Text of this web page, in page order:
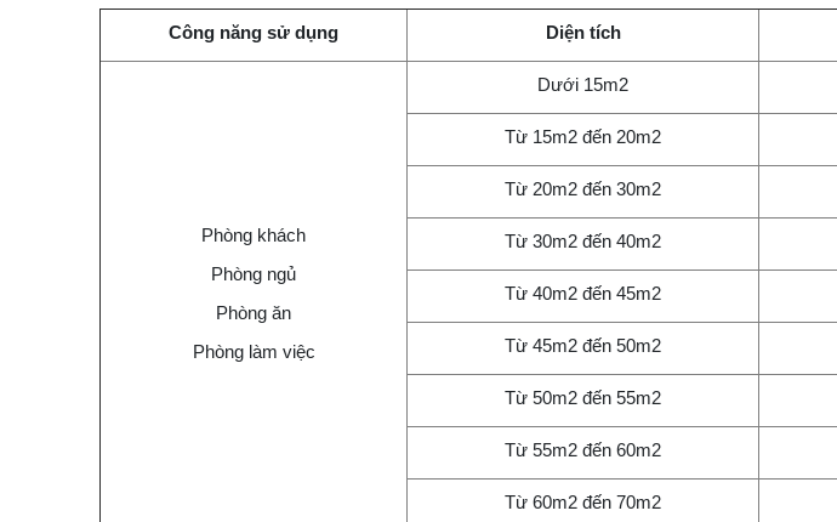
Công năng sử dụng Diện tích
Phòng khách
Phòng ngủ
Phòng ăn
Phòng làm việc
Dưới 15m2
Từ 15m2 đến 20m2
Từ 20m2 đến 30m2
Từ 30m2 đến 40m2
Từ 40m2 đến 45m2
Từ 45m2 đến 50m2
Từ 50m2 đến 55m2
Từ 55m2 đến 60m2
Từ 60m2 đến 70m2